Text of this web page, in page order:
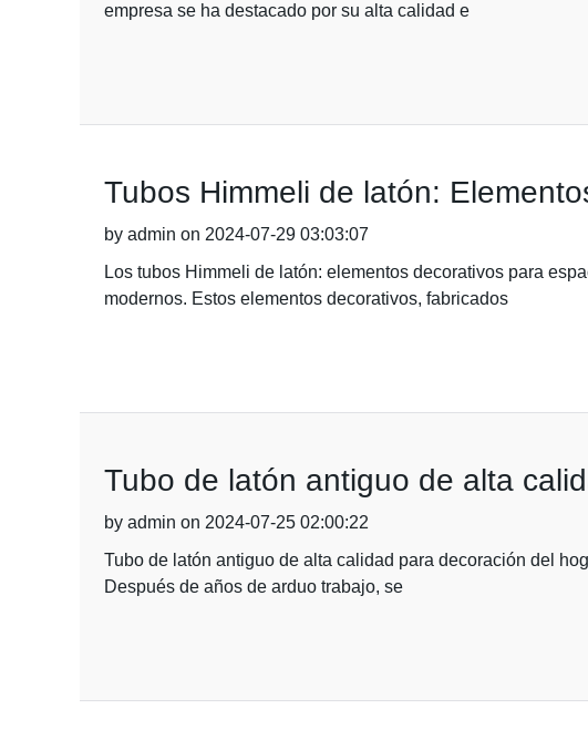
empresa se ha destacado por su alta calidad e
Tubos Himmeli de latón:
by admin on 2024-07-29 03:03:07
Los tubos Himmeli de latón: elementos decorativos para
modernos. Estos elementos decorativos, fabricados
Tubo de latón antiguo de alta
by admin on 2024-07-25 02:00:22
Tubo de latón antiguo de alta calidad para decoración del
Después de años de arduo trabajo, se